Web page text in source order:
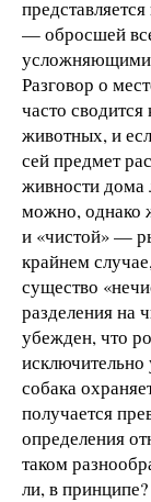
— обросшей
усложняющими
Разговор о
часто
животных, и
сей предмет
живности дома
можно, однако
и «чистой» —
крайнем
существо
разделения на
убежден, что
исключительно
собака
получается
определения
таком
ли, в